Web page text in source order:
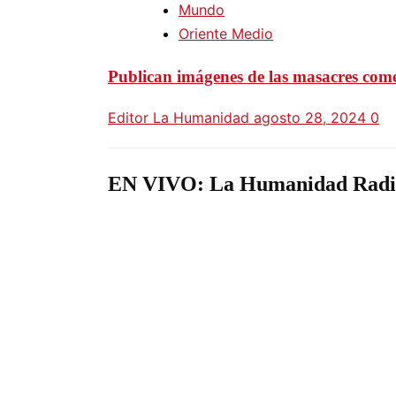
Mundo
Oriente Medio
Publican imágenes de las masacres
Editor La Humanidad agosto 28, 2024 0
EN VIVO: La Humanidad